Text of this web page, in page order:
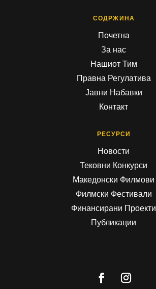
СОДРЖИНА
Почетна
За нас
Нашиот Тим
Правна Регулатива
Јавни Набавки
Контакт
РЕСУРСИ
Новости
Тековни Конкурси
Македонски Филмови
Филмски Фестивали
Финансирани Проекти
Публикации